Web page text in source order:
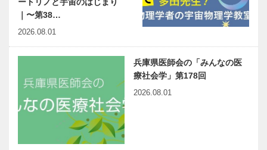
ートリノと宇宙のはじまり
｜〜第38…
2026.08.01
兵庫県医師会の「みんなの医
療社会学」第178回
2026.08.01